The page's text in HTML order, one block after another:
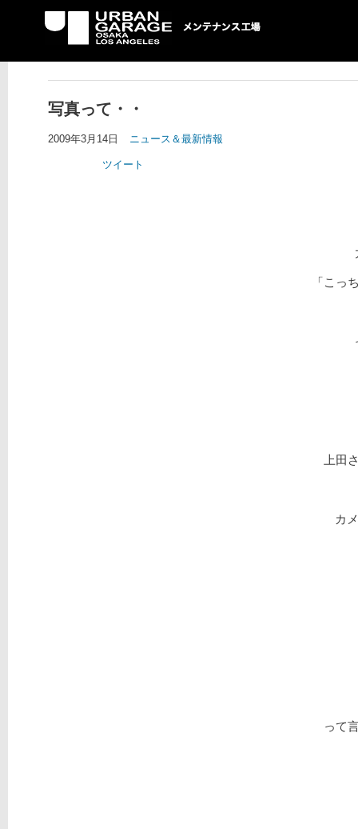
UG メンテナンス工場
写真って・・
2009年3月14日 ニュース＆最新情報
ツイート
「こっ
上田
カ
って